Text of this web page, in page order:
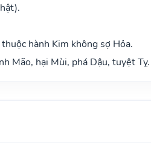
hành Kim không sợ Hỏa.
Mão, hại Mùi, phá Dậu, tuyệt Tỵ.